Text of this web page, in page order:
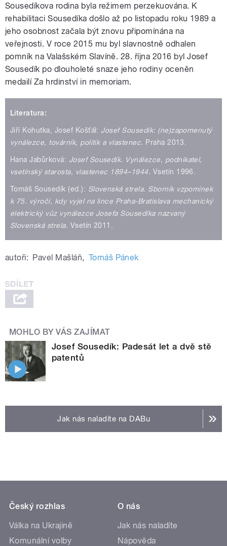
Sousedíkova rodina byla režimem perzekuována. K
rehabilitaci Sousedíka došlo až po listopadu roku 1989 a
jeho osobnost začala být znovu připomínána na
veřejnosti. V roce 2015 mu byl slavnostně odhalen
pomník na Valašském Slavíně. 28. října 2016 byl Josef
Sousedík po dlouholeté snaze jeho rodiny oceněn
medailí Za hrdinství in memoriam.
Literatura:
Jiří Kohutka, Josef Košťál: Josef Sousedík: (ne)zapomenutý
vynálezce, továrník, politik a vlastenec. Praha 2013.
Hana Jabůrková: Josef Sousedík. Vynálezce, podnikatel,
vsetínský starosta, vlastenec 1894–1944. Vsetín 1996.
Tomáš Sousedík (ed.): Slovenská strela. Sborník vzpomínek
k 75. výročí, kdy vyjel na lince Praha-Bratislava mechanický
elektrický vůz vynálezce Josefa Sousedíka nazvaný
Slovenská strela. Vsetín 2011.
autoři: Pavel Mašláň, Tomáš Pánek
MOHLO BY VÁS ZAJÍMAT
Josef Sousedík: Padesát let a dvě stě
patentů
Jak nás naladíte na DABu
Český rozhlas
Válka na Ukrajině
Komunální volby
O nás
Jak nás naladíte
Nápověda